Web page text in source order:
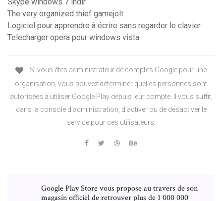
Skype windows 7 indir
The very organized thief gamejolt
Logiciel pour apprendre à écrire sans regarder le clavier
Telecharger opera pour windows vista
Si vous êtes administrateur de comptes Google pour une
organisation, vous pouvez déterminer quelles personnes sont
autorisées à utiliser Google Play depuis leur compte. Il vous suffit,
dans la console d'administration, d'activer ou de désactiver le
service pour ces utilisateurs.
Google Play Store vous propose au travers de son
magasin officiel de retrouver plus de 1 000 000